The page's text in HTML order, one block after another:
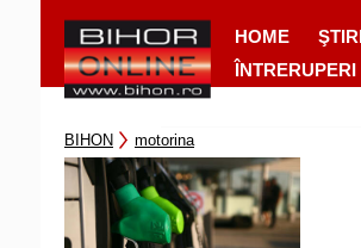
HOME
BIHON motorina